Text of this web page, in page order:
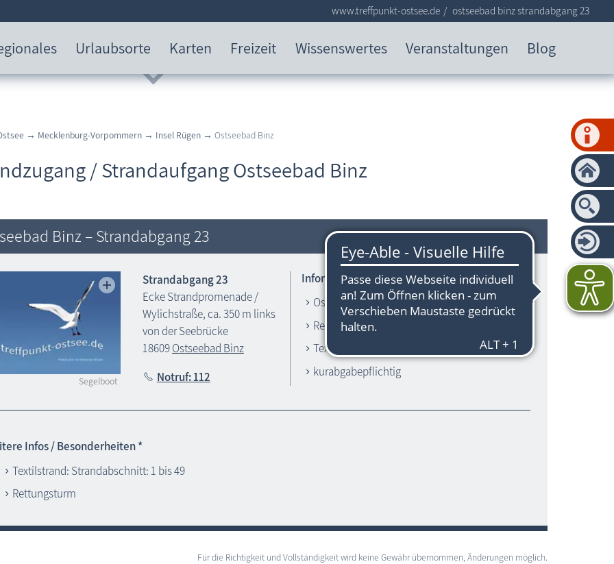
Urlaubsorte Karten Freizeit Wissenswertes Veranstaltungen Blog
www.treffpunkt-ostsee.de ostseebad binz strandabgang 23
→ Mecklenburg-Vorpommern → Insel Rügen → Ostseebad Binz
/ Strandaufgang Ostseebad Binz
Binz – Strandabgang 23
Segelboot
Strandabgang 23
Ecke Strandpromenade /
Wylichstraße, ca. 350 m links
von der Seebrücke
18609Ostseebad Binz
Notruf: 112
Informationen zum Strandbereich
Ostsee
Rettungsturm (Nebenturm)
Textilstrand
kurabgabepflichtig
Infos / Besonderheiten *
Textilstrand: Strandabschnitt: 1 bis 49
Rettungsturm
Für die Richtigkeit und Vollständigkeit wird keine Gewähr übernommen, Änderungen möglich.